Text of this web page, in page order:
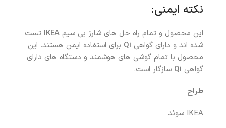
نکته ایمنی:
این محصول و تمام راه حل های شارژ بی سیم IKEA تست
شده اند و دارای گواهی Qi برای استفاده ایمن هستند. این
محصول با تمام گوشی های هوشمند و دستگاه های دارای
گواهی Qi سازگار است.
طراح
IKEA سوئد